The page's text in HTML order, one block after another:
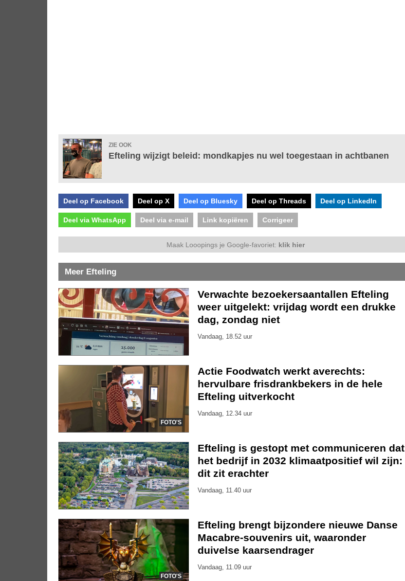
ZIE OOK
Efteling wijzigt beleid: mondkapjes nu wel toegestaan in achtbanen
Deel op Facebook Deel op X Deel op Bluesky Deel op Threads Deel op LinkedIn
Deel via WhatsApp Deel via e-mail Link kopiëren Corrigeer
Maak Looopings je Google-favoriet: klik hier
Meer Efteling
Verwachte bezoekersaantallen Efteling
weer uitgelekt: vrijdag wordt een drukke
dag, zondag niet
Vandaag, 18.52 uur
FOTO'S
Actie Foodwatch werkt averechts:
hervulbare frisdrankbekers in de hele
Efteling uitverkocht
Vandaag, 12.34 uur
Efteling is gestopt met communiceren dat
het bedrijf in 2032 klimaatpositief wil zijn:
dit zit erachter
Vandaag, 11.40 uur
FOTO'S
Efteling brengt bijzondere nieuwe Danse
Macabre-souvenirs uit, waaronder
duivelse kaarsendrager
Vandaag, 11.09 uur